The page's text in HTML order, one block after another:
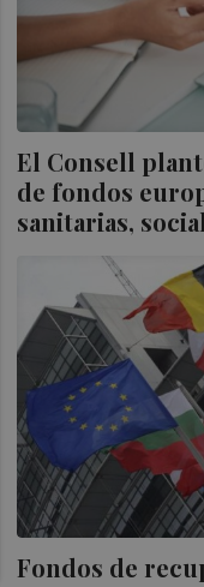
El Consell
de fondos
sanitarias,
Fondos de